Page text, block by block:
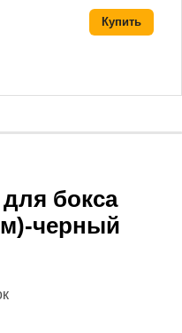
Купить
бокса
черный